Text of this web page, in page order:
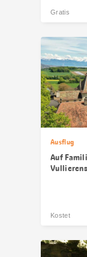
Gratis
Ausflug
Auf
Vullierens
Kostet